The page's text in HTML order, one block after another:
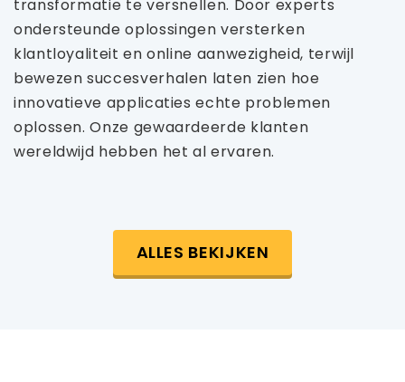
transformatie te versnellen. Door experts
ondersteunde oplossingen versterken
klantloyaliteit en online aanwezigheid, terwijl
bewezen succesverhalen laten zien hoe
innovatieve applicaties echte problemen
oplossen. Onze gewaardeerde klanten
wereldwijd hebben het al ervaren.
ALLES BEKIJKEN